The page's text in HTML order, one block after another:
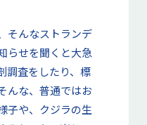
そんなストランデ
らせを聞くと大急
調査をしたり、標
んな、普通ではお
子や、クジラの生